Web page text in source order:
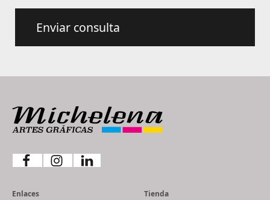
Enviar consulta
Enlaces Tienda